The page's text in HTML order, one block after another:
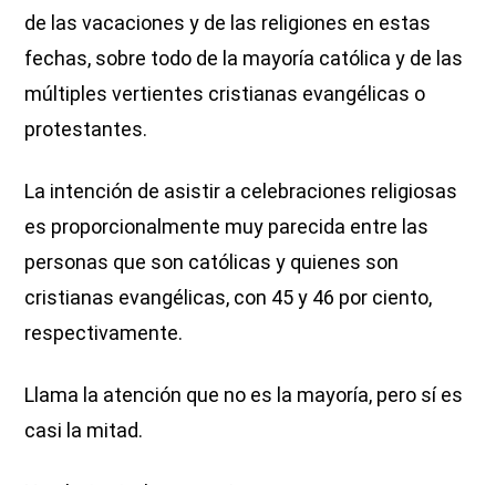
de las vacaciones y de las religiones en estas
fechas, sobre todo de la mayoría católica y de las
múltiples vertientes cristianas evangélicas o
protestantes.
La intención de asistir a celebraciones religiosas
es proporcionalmente muy parecida entre las
personas que son católicas y quienes son
cristianas evangélicas, con 45 y 46 por ciento,
respectivamente.
Llama la atención que no es la mayoría, pero sí es
casi la mitad.